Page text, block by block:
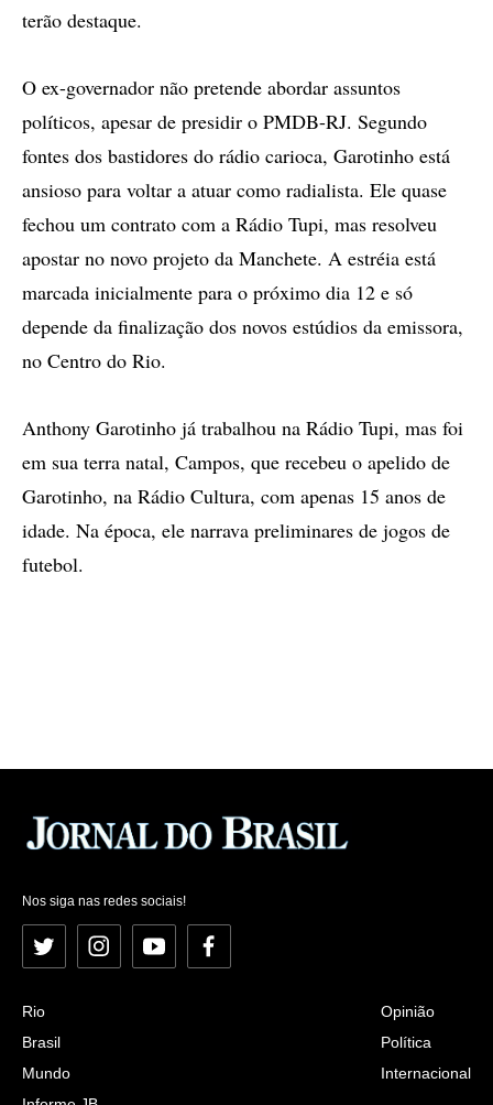
terão destaque.
O ex-governador não pretende abordar assuntos
políticos, apesar de presidir o PMDB-RJ. Segundo
fontes dos bastidores do rádio carioca, Garotinho está
ansioso para voltar a atuar como radialista. Ele quase
fechou um contrato com a Rádio Tupi, mas resolveu
apostar no novo projeto da Manchete. A estréia está
marcada inicialmente para o próximo dia 12 e só
depende da finalização dos novos estúdios da emissora,
no Centro do Rio.
Anthony Garotinho já trabalhou na Rádio Tupi, mas foi
em sua terra natal, Campos, que recebeu o apelido de
Garotinho, na Rádio Cultura, com apenas 15 anos de
idade. Na época, ele narrava preliminares de jogos de
futebol.
Nos siga nas redes sociais!
Twitter InstagramYouTubeFacebook
Rio
Brasil
Mundo
Opinião
Política
Internacional